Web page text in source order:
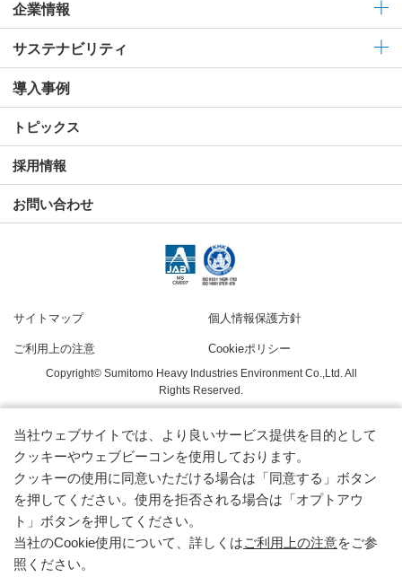
企業情報
サステナビリティ
導入事例
トピックス
採用情報
お問い合わせ
サイトマップ 個人情報保護方針
ご利用上の注意 Cookieポリシー
Copyright© Sumitomo Heavy Industries Environment Co.,Ltd. All
Rights Reserved.
当社ウェブサイトでは、より良いサービス提供を目的として
クッキーやウェブビーコンを使用しております。
クッキーの使用に同意いただける場合は「同意する」ボタン
を押してください。使用を拒否される場合は「オプトアウ
ト」ボタンを押してください。
当社のCookie使用について、詳しくはご利用上の注意をご参
照ください。